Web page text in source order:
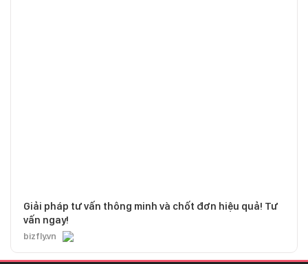
Giải pháp tư vấn thông minh và chốt đơn hiệu quả! Tư
vấn ngay!
bizfly.vn